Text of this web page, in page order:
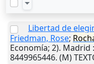
Libertad de
Friedman, Rose;
Economía; 2). Madrid :
8449965446. (M)